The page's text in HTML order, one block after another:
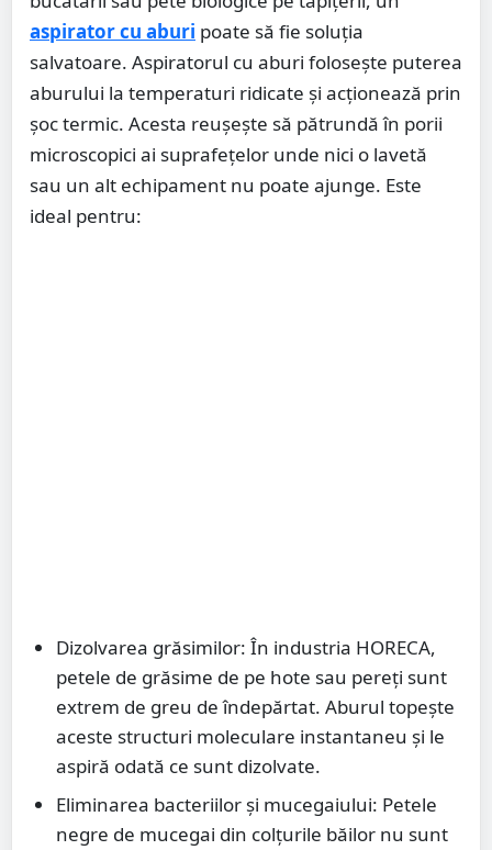
aspirator cu aburi poate să fie soluția
salvatoare. Aspiratorul cu aburi folosește puterea
aburului la temperaturi ridicate și acționează prin
șoc termic. Acesta reușește să pătrundă în porii
microscopici ai suprafețelor unde nici o lavetă
sau un alt echipament nu poate ajunge. Este
ideal pentru:
Dizolvarea grăsimilor: În industria HORECA,
petele de grăsime de pe hote sau pereți sunt
extrem de greu de îndepărtat. Aburul topește
aceste structuri moleculare instantaneu și le
aspiră odată ce sunt dizolvate.
Eliminarea bacteriilor și mucegaiului: Petele
negre de mucegai din colțurile băilor nu sunt